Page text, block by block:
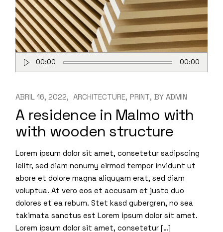
Reproductor
de
00:00 00:00
ABRIL 16, 2022 ARCHITECTURE PRINT BY ADMIN
A residence in Malmo with
with wooden structure
Lorem ipsum dolor sit amet, consetetur sadipscing
ielitr, sed diam nonumy eirmod tempor invidunt ut
abore et dolore magna aliquyam erat, sed diam
voluptua. At vero eos et accusam et justo duo
dolores et ea rebum. Stet kasd gubergren, no sea
takimata sanctus est Lorem ipsum dolor sit amet.
Lorem ipsum dolor sit amet, consetetur […]